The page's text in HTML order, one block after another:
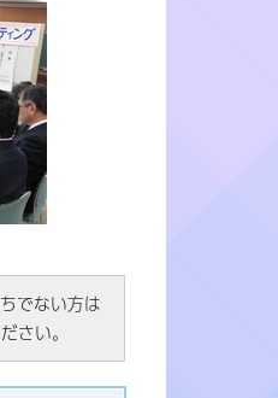
でない方は
さい。